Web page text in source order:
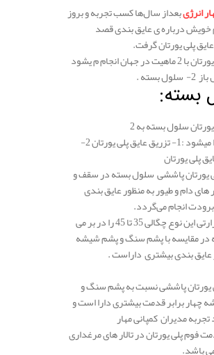
انرژیبعداز سال‌ها کسب تجربه و بروز
خویش درباره ی عایق بندی قصد
پلی یورتان گرفت.
عایق پلی یورتان با 2 ماهیت در جهان انجام م یشود
بسته:
عایق پلی یورتان سلول بسته به 2
نحوه اجرا میشود :1- تزریق عایق پلی یورتان 2-
پلی یورتان
یورتان پاششی سلول بسته در سقف و
های دام و طیور به منظور عایق بندی
انجام می‌گردد.
-عایق حرارتی این نوع چگالی 35 تا 45 را در بر می
در مقایسه با پشم سنگ و پشم شیشه
یورتان پاششی نسبت به پشم سنگ و
چهار برابر قدمت بیشتری دارا است و
تجربه مدیران کمپانی مهار
فوم پلی یورتان در تالار های مرغداری